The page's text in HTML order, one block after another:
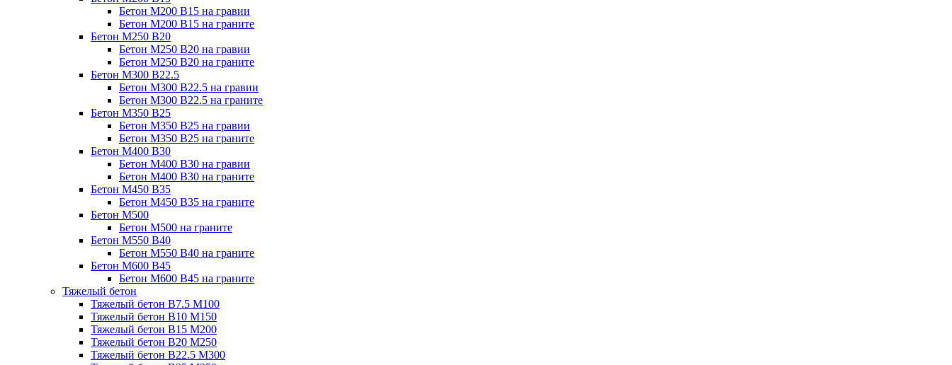
Бетон М200 В15 на гравии
Бетон М200 В15 на граните
Бетон М250 В20
Бетон М250 В20 на гравии
Бетон М250 В20 на граните
Бетон М300 В22.5
Бетон М300 В22.5 на гравии
Бетон М300 В22.5 на граните
Бетон М350 В25
Бетон М350 В25 на гравии
Бетон М350 В25 на граните
Бетон М400 В30
Бетон М400 В30 на гравии
Бетон М400 В30 на граните
Бетон М450 В35
Бетон М450 В35 на граните
Бетон М500
Бетон М500 на граните
Бетон М550 В40
Бетон М550 В40 на граните
Бетон М600 В45
Бетон М600 В45 на граните
Тяжелый бетон
Тяжелый бетон В7.5 М100
Тяжелый бетон В10 М150
Тяжелый бетон В15 М200
Тяжелый бетон В20 М250
Тяжелый бетон В22.5 М300